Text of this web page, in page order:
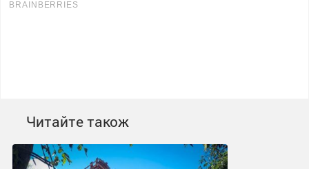
Читайте також